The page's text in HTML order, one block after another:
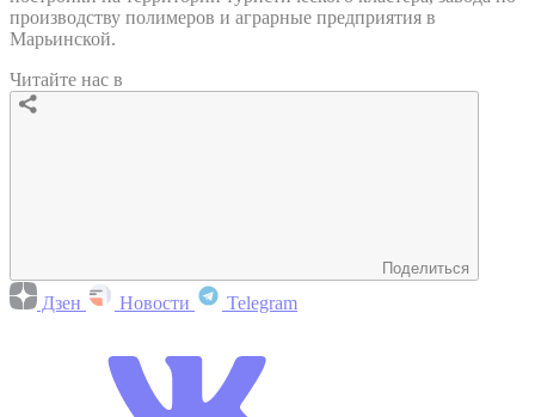
производству полимеров и аграрные предприятия в
Марьинской.
Читайте нас в
Поделиться
Дзен Новости Telegram